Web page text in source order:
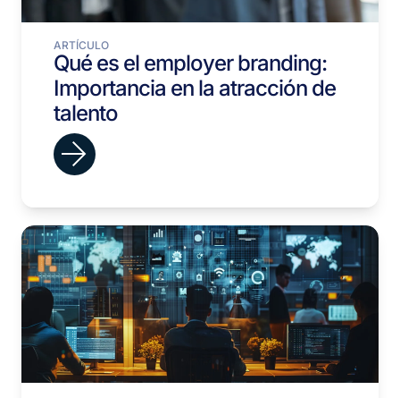
ARTÍCULO
Qué es el employer branding:
Importancia en la atracción de
talento